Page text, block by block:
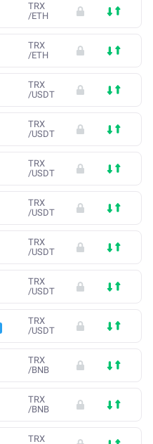
TRX
/ETH
TRX
/ETH
TRX
/USDT
TRX
/USDT
TRX
/USDT
TRX
/USDT
TRX
/USDT
TRX
/USDT
TRX
/USDT
TRX
/BNB
TRX
/BNB
TRX